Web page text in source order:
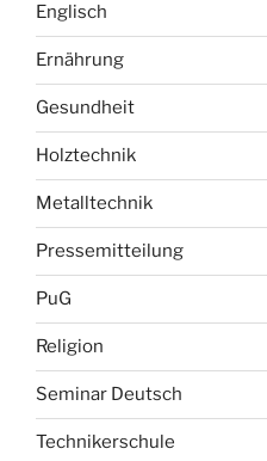
Englisch
Ernährung
Gesundheit
Holztechnik
Metalltechnik
Pressemitteilung
PuG
Religion
Seminar Deutsch
Technikerschule